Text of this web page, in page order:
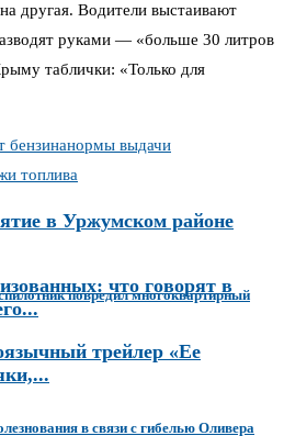
другая. Водители выстаивают
руками — «больше 30 литров
таблички: «Только для
бензинанормы выдачи
топлива
в Уржумском районе
что говорят в
трейлер «Ее
повредил многоквартирный
в связи с гибелью Оливера